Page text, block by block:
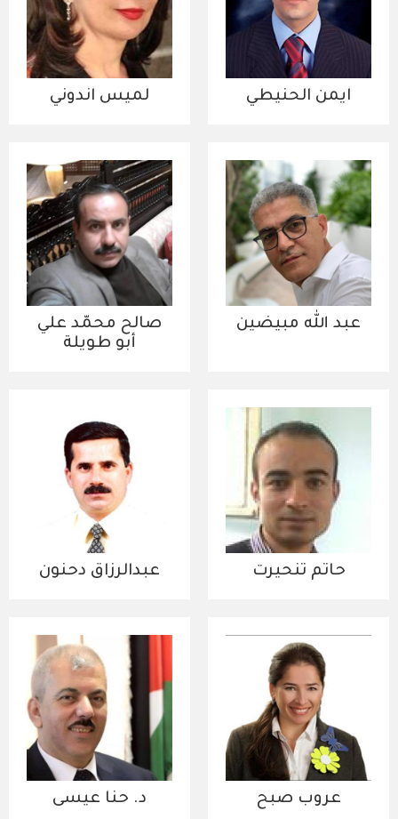
ايمن الحنيطي لميس اندوني
عبد الله مبيضين
صالح محمّد علي
أبو طويلة
حاتم تنحيرت عبدالرزاق دحنون
عروب صبح د. حنا عيسى